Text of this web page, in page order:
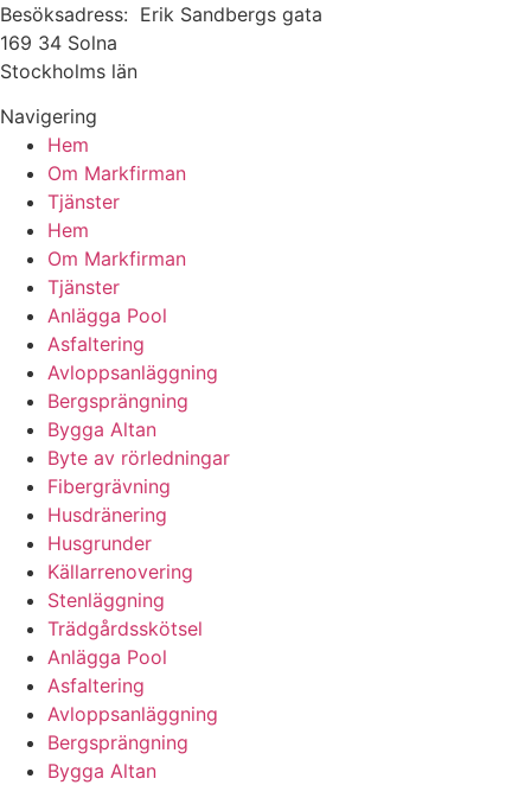
Besöksadress: Erik Sandbergs gata
169 34 Solna
Stockholms län
Navigering
Hem
Om Markfirman
Tjänster
Hem
Om Markfirman
Tjänster
Anlägga Pool
Asfaltering
Avloppsanläggning
Bergsprängning
Bygga Altan
Byte av rörledningar
Fibergrävning
Husdränering
Husgrunder
Källarrenovering
Stenläggning
Trädgårdsskötsel
Anlägga Pool
Asfaltering
Avloppsanläggning
Bergsprängning
Bygga Altan